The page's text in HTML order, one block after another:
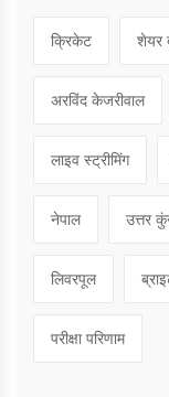
क्रिकेट शेयर
अरविंद केजरीवाल
लाइव स्ट्रीमिंग
नेपाल उत्तर
लिवरपूल
परीक्षा परिणाम